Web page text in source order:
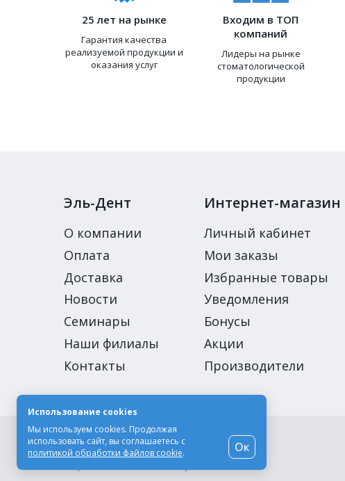
25 лет на рынке
Гарантия качества
реализуемой продукции и
оказания услуг
Входим в ТОП
компаний
Лидеры на рынке
стоматологической
продукции
Эль-Дент
О компании
Оплата
Доставка
Новости
Семинары
Наши филиалы
Контакты
Интернет-магазин
Личный кабинет
Мои заказы
Избранные товары
Уведомления
Бонусы
Акции
Производители
© Компания «Эль-Дент», 2003-2026
Цены на сайте не являются публичной офертой
Использование cookies
Мы используем cookies. Продолжая
использовать сайт, вы соглашаетесь с
политикой обработки файлов cookie. Ок